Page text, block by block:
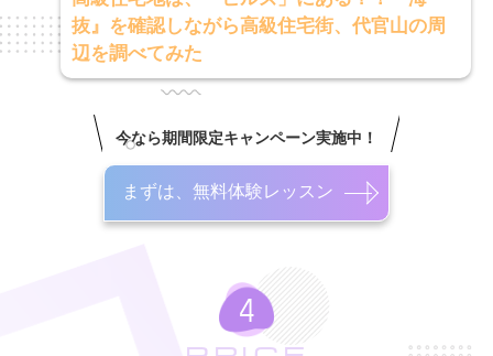
抜』を確認しながら高級住宅街、代官山の周
辺を調べてみた
今なら期間限定キャンペーン実施中！
まずは、無料体験レッスン